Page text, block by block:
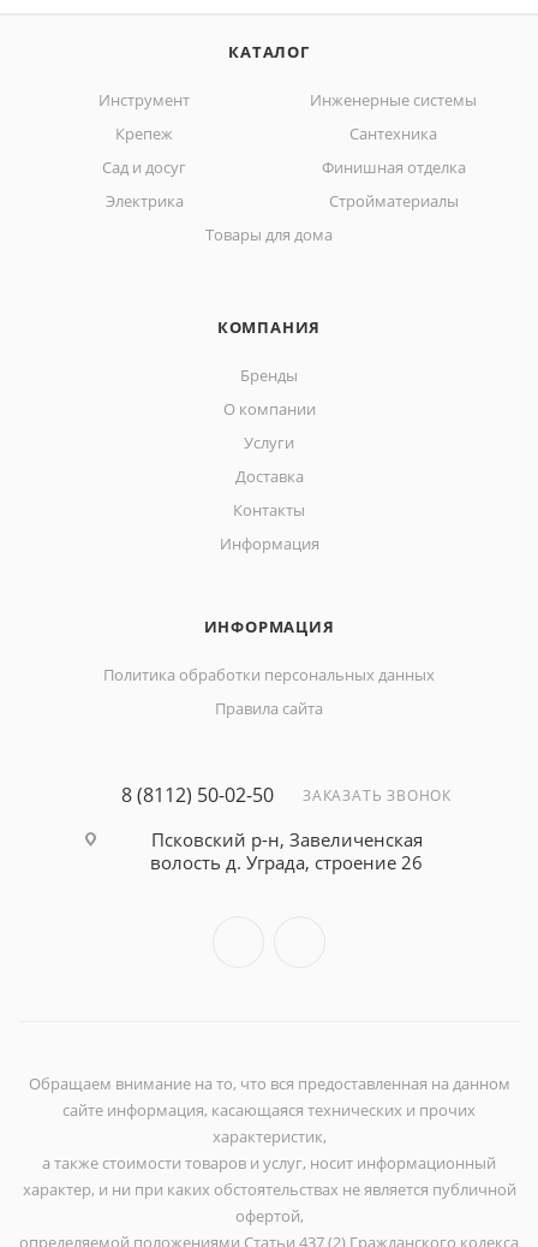
КАТАЛОГ
Инструмент
Инженерные системы
Крепеж
Сантехника
Сад и досуг
Финишная отделка
Электрика
Стройматериалы
Товары для дома
КОМПАНИЯ
Бренды
О компании
Услуги
Доставка
Контакты
Информация
ИНФОРМАЦИЯ
Политика обработки персональных данных
Правила сайта
8 (8112) 50-02-50 ЗАКАЗАТЬ ЗВОНОК
Псковский р-н, Завеличенская
волость д. Уграда, строение 26
Обращаем внимание на то, что вся предоставленная на данном
сайте информация, касающаяся технических и прочих
характеристик,
а также стоимости товаров и услуг, носит информационный
характер, и ни при каких обстоятельствах не является публичной
офертой,
определяемой положениями Статьи 437 (2) Гражданского кодекса